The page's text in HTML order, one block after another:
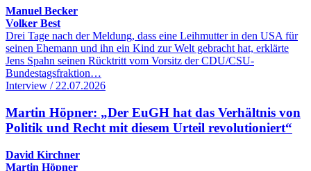
Manuel Becker
Volker Best
Drei Tage nach der Meldung, dass eine Leihmutter in den USA für
seinen Ehemann und ihn ein Kind zur Welt gebracht hat, erklärte
Jens Spahn seinen Rücktritt vom Vorsitz der CDU/CSU-
Bundestagsfraktion…
Interview / 22.07.2026
Martin Höpner: „Der EuGH hat das Verhältnis von
Politik und Recht mit diesem Urteil revolutioniert“
David Kirchner
Martin Höpner